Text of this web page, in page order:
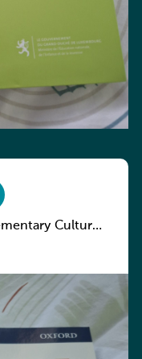
Culture